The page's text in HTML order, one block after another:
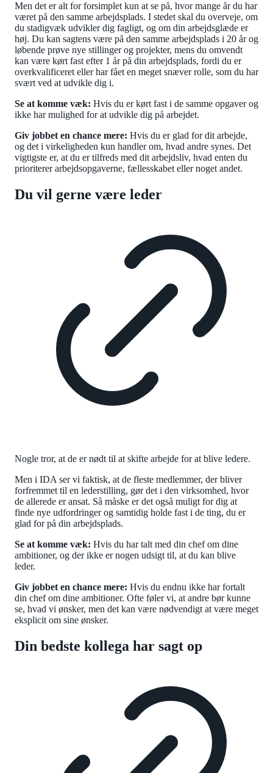
Men det er alt for forsimplet kun at se på, hvor mange år du har
været på den samme arbejdsplads. I stedet skal du overveje, om
du stadigvæk udvikler dig fagligt, og om din arbejdsglæde er
høj. Du kan sagtens være på den samme arbejdsplads i 20 år og
løbende prøve nye stillinger og projekter, mens du omvendt
kan være kørt fast efter 1 år på din arbejdsplads, fordi du er
overkvalificeret eller har fået en meget snæver rolle, som du har
svært ved at udvikle dig i.
Se at komme væk: Hvis du er kørt fast i de samme opgaver og
ikke har mulighed for at udvikle dig på arbejdet.
Giv jobbet en chance mere: Hvis du er glad for dit arbejde,
og det i virkeligheden kun handler om, hvad andre synes. Det
vigtigste er, at du er tilfreds med dit arbejdsliv, hvad enten du
prioriterer arbejdsopgaverne, fællesskabet eller noget andet.
Du vil gerne være leder
Nogle tror, at de er nødt til at skifte arbejde for at blive ledere.
Men i IDA ser vi faktisk, at de fleste medlemmer, der bliver
forfremmet til en lederstilling, gør det i den virksomhed, hvor
de allerede er ansat. Så måske er det også muligt for dig at
finde nye udfordringer og samtidig holde fast i de ting, du er
glad for på din arbejdsplads.
Se at komme væk: Hvis du har talt med din chef om dine
ambitioner, og der ikke er nogen udsigt til, at du kan blive
leder.
Giv jobbet en chance mere: Hvis du endnu ikke har fortalt
din chef om dine ambitioner. Ofte føler vi, at andre bør kunne
se, hvad vi ønsker, men det kan være nødvendigt at være meget
eksplicit om sine ønsker.
Din bedste kollega har sagt op